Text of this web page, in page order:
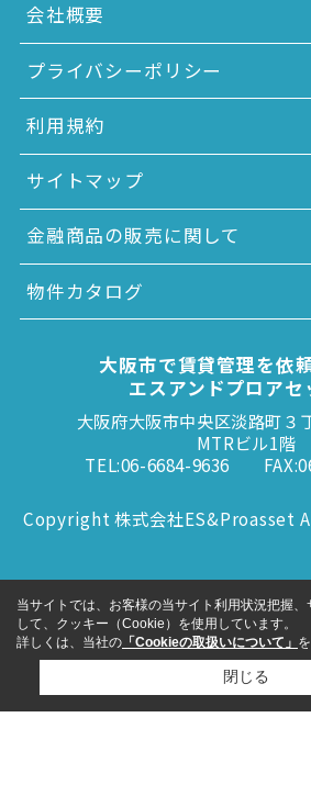
会社概要
プライバシーポリシー
利用規約
サイトマップ
金融商品の販売に関して
物件カタログ
大阪市で賃貸管理を依
エスアンドプロアセ
大阪府大阪市中央区淡路町３
MTRビル1階
TEL:06-6684-9636
Copyright 株式会社ES&Proasset
当サイトでは、お客様の当サイト利用状況把握、
して、クッキー（Cookie）を使用しています。
詳しくは、当社の 「Cookieの取扱いについて」
閉じる